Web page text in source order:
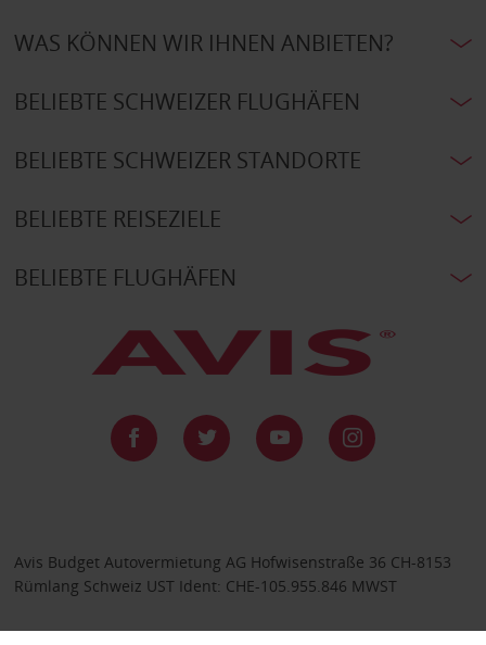
WAS KÖNNEN WIR IHNEN ANBIETEN?
BELIEBTE SCHWEIZER FLUGHÄFEN
BELIEBTE SCHWEIZER STANDORTE
BELIEBTE REISEZIELE
BELIEBTE FLUGHÄFEN
Avis Budget Autovermietung AG Hofwisenstraße 36 CH-8153
Rümlang Schweiz UST Ident: CHE-105.955.846 MWST